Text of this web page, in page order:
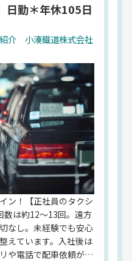
のは千葉市内を走る路
通を支える公共性の高
だく機会も多く、やり
荷物の積み降ろしもな
め。年齢を重ねても無
さらに、福利厚生もユ
スの乗り放題」や「千
ょっとした特典が日々
くれます。「運転が好
い」「地元で腰を据え
る方、ぜひ一緒に地域
バーとして活躍しませ
でのお仕事ですが、応
通じてのご紹介になり
日勤＊年休105日
介 小湊鐵道株式会社
ン！【正社員のタクシ
数は約12～13回。遠方
なし。未経験でも安心
えています。入社後は
や電話で配車依頼が入